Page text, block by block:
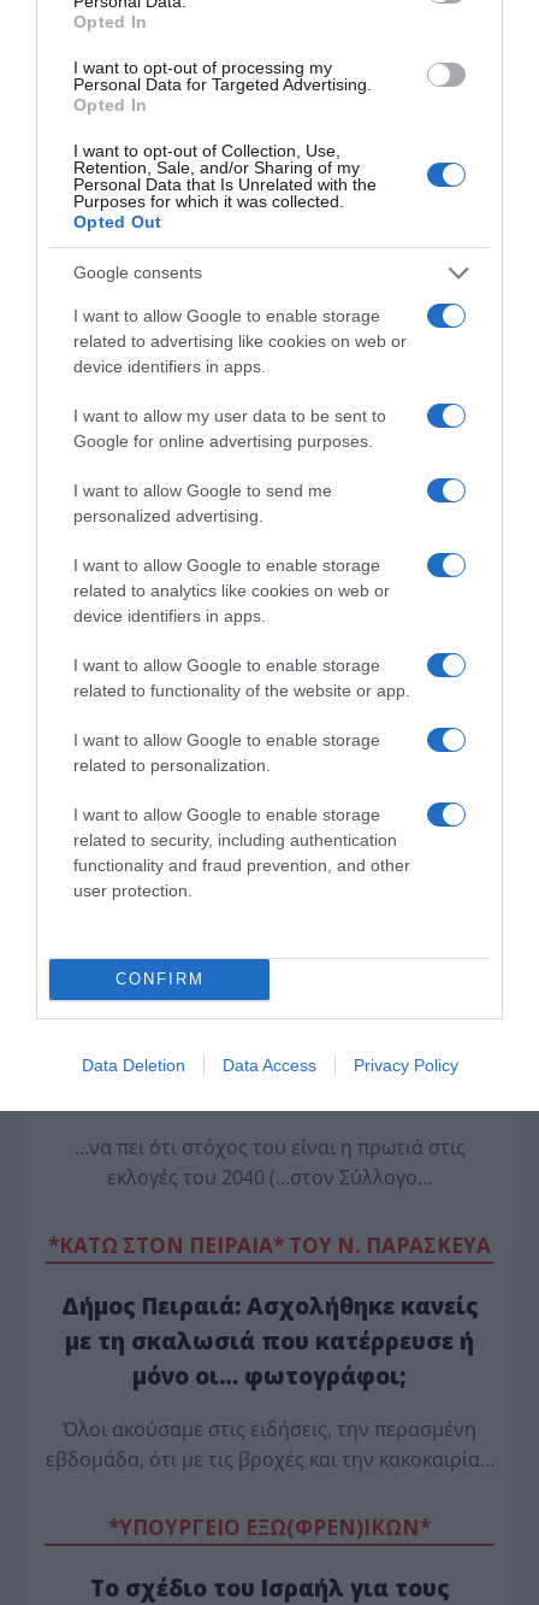
Opted In
I want to opt-out of processing my
Personal Data for Targeted Advertising.
Opted In
I want to opt-out of Collection, Use,
Retention, Sale, and/or Sharing of my
Personal Data that Is Unrelated with the
Purposes for which it was collected.
Opted Out
Google consents
I want to allow Google to enable storage
related to advertising like cookies on web or
device identifiers in apps.
I want to allow my user data to be sent to
Google for online advertising purposes.
I want to allow Google to send me
personalized advertising.
I want to allow Google to enable storage
related to analytics like cookies on web or
device identifiers in apps.
I want to allow Google to enable storage
related to functionality of the website or app.
I want to allow Google to enable storage
related to personalization.
I want to allow Google to enable storage
related to security, including authentication
functionality and fraud prevention, and other
user protection.
CONFIRM
Data Deletion Data Access Privacy Policy
Ο Μητσοτάκης κάνει σχέδια για την
Ελλάδα του 2030, ο Ανδρουλάκης για
εκείνη του 2035, ώρα είναι να βγει κι
…να πει ότι στόχος του είναι η πρωτιά στις
εκλογές του 2040 (…στον Σύλλογο…
*ΚΑΤΩ ΣΤΟΝ ΠΕΙΡΑΙΑ* ΤΟΥ Ν. ΠΑΡΑΣΚΕΥΑ
Δήμος Πειραιά: Ασχολήθηκε κανείς
με τη σκαλωσιά που κατέρρευσε ή
μόνο οι… φωτογράφοι;
Όλοι ακούσαμε στις ειδήσεις, την περασμένη
εβδομάδα, ότι με τις βροχές και την κακοκαιρία…
*ΥΠΟΥΡΓΕΙΟ ΕΞΩ(ΦΡΕΝ)ΙΚΩΝ*
Το σχέδιο του Ισραήλ για τους